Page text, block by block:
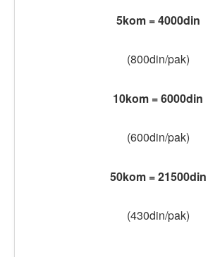
5kom = 4000din
(800din/pak)
10kom = 6000din
(600din/pak)
50kom = 21500din
(430din/pak)